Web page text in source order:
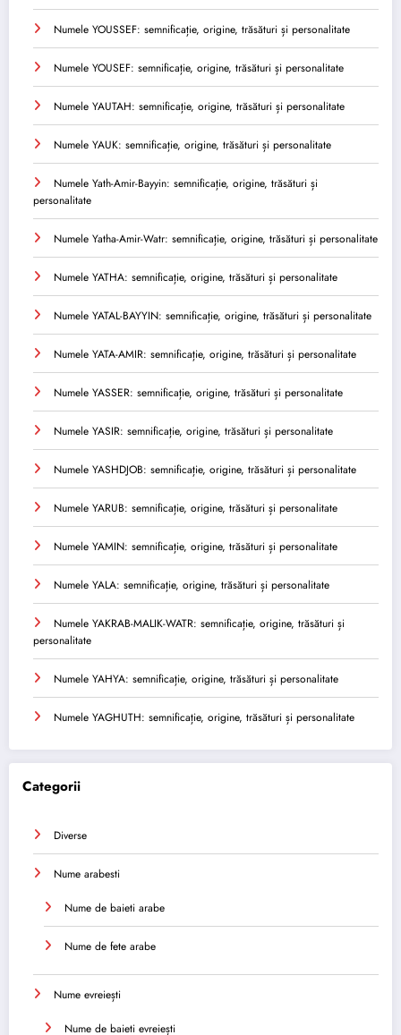
Numele YOUSSEF: semnificație, origine, trăsături și personalitate
Numele YOUSEF: semnificație, origine, trăsături și personalitate
Numele YAUTAH: semnificație, origine, trăsături și personalitate
Numele YAUK: semnificație, origine, trăsături și personalitate
Numele Yath-Amir-Bayyin: semnificație, origine, trăsături și
personalitate
Numele Yatha-Amir-Watr: semnificație, origine, trăsături și personalitate
Numele YATHA: semnificație, origine, trăsături și personalitate
Numele YATAL-BAYYIN: semnificație, origine, trăsături și personalitate
Numele YATA-AMIR: semnificație, origine, trăsături și personalitate
Numele YASSER: semnificație, origine, trăsături și personalitate
Numele YASIR: semnificație, origine, trăsături și personalitate
Numele YASHDJOB: semnificație, origine, trăsături și personalitate
Numele YARUB: semnificație, origine, trăsături și personalitate
Numele YAMIN: semnificație, origine, trăsături și personalitate
Numele YALA: semnificație, origine, trăsături și personalitate
Numele YAKRAB-MALIK-WATR: semnificație, origine, trăsături și
personalitate
Numele YAHYA: semnificație, origine, trăsături și personalitate
Numele YAGHUTH: semnificație, origine, trăsături și personalitate
Categorii
Diverse
Nume arabesti
Nume de baieti arabe
Nume de fete arabe
Nume evreiești
Nume de baieti evreiești